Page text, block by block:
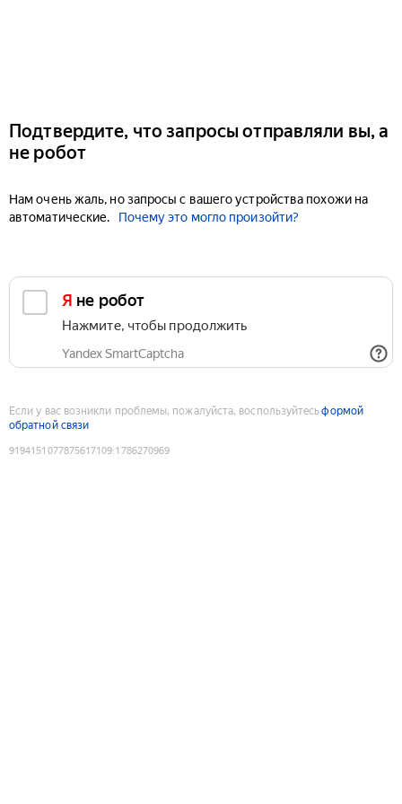
Подтвердите, что запросы отправляли вы, а
не робот
Нам очень жаль, но запросы с вашего устройства похожи на
автоматические.
Почему это могло произойти?
Я не робот
Нажмите, чтобы продолжить
Yandex SmartCaptcha
Если у вас возникли проблемы, пожалуйста, воспользуйтесьформой
обратной связи
9194151077875617109:1786270969